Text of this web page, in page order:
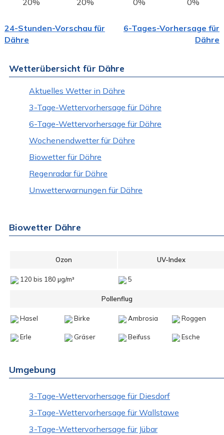
20% 20% 0% 0%
24-Stunden-Vorschau für
Dähre
6-Tages-Vorhersage für
Dähre
Wetterübersicht für Dähre
Aktuelles Wetter in Dähre
3-Tage-Wettervorhersage für Dähre
6-Tage-Wettervorhersage für Dähre
Wochenendwetter für Dähre
Biowetter für Dähre
Regenradar für Dähre
Unwetterwarnungen für Dähre
Biowetter Dähre
Ozon UV-Index
120 bis 180 µg/m³ 5
Pollenflug
Hasel Birke Ambrosia Roggen
Erle Gräser Beifuss Esche
Umgebung
3-Tage-Wettervorhersage für Diesdorf
3-Tage-Wettervorhersage für Wallstawe
3-Tage-Wettervorhersage für Jübar